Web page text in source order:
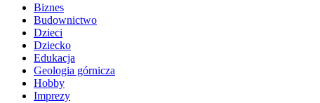
Biznes
Budownictwo
Dzieci
Dziecko
Edukacja
Geologia górnicza
Hobby
Imprezy